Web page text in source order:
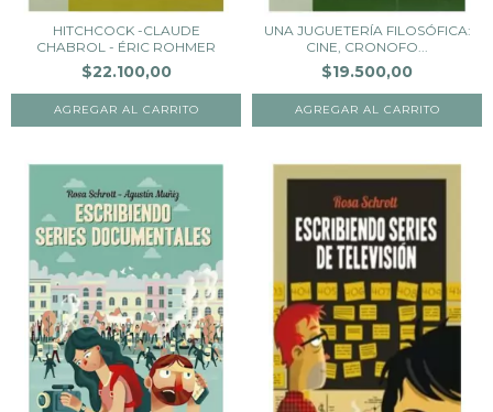
HITCHCOCK -CLAUDE
CHABROL - ÉRIC ROHMER
$22.100,00
UNA JUGUETERÍA FILOSÓFICA:
CINE, CRONOFO...
$19.500,00